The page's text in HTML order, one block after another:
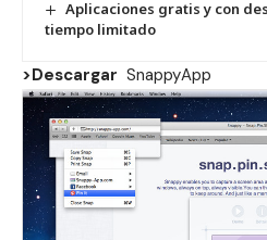
Aplicaciones gratis y con
tiempo limitado
>Descargar SnappyApp